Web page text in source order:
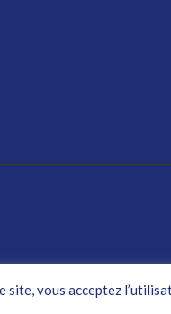
vous acceptez